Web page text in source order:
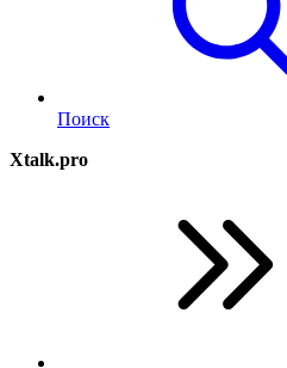
Поиск
Xtalk.pro